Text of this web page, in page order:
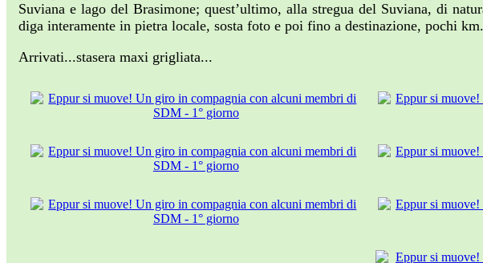
Suviana e lago del Brasimone; quest’ultimo, alla stregua del Suviana, di
diga interamente in pietra locale, sosta foto e poi fino a destinazione, pochi
Arrivati...stasera maxi grigliata...